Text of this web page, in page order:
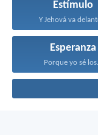
Estímulo
Y Jehová va
Esperanza
Porque yo sé